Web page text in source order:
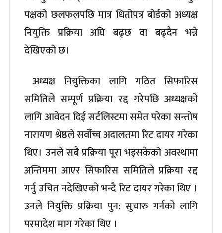
पक्षको छलफलपछि मात्र धितोपत्र बोर्डको अध्यक्ष
नियुक्ति प्रक्रिया अघि बढ्छ वा बढ्दैन भन्ने
देखिएको छ।
अध्यक्ष नियुक्तिका लागि गठित सिफारिस
समितिले सम्पूर्ण प्रक्रिया रद्द गरेपछि अध्यक्षको
लागि आवेदन दिई सर्टलिस्टमा समेत परेका सन्तोष
नारायण श्रेष्ठले सर्वोच्च अदालतमा रिट दायर गरेका
थिए। उनले सबै प्रक्रिया पूरा भइसकेको अवस्थामा
अन्तिममा आएर सिफारिस समितिले प्रक्रिया रद्द
गर्नु उचित नदेखिएको भन्दै रिट दायर गरेका थिए ।
उनले नियुक्ति प्रक्रिया पुन: सुचारु गर्नको लागि
परमादेश माग गरेका थिए ।